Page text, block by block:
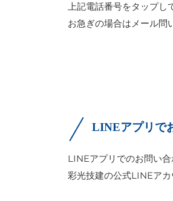
上記電話番号をタップし
お急ぎの場合はメール問
LINEアプリで
LINEアプリでのお問い
彩光技建の公式LINEアカ